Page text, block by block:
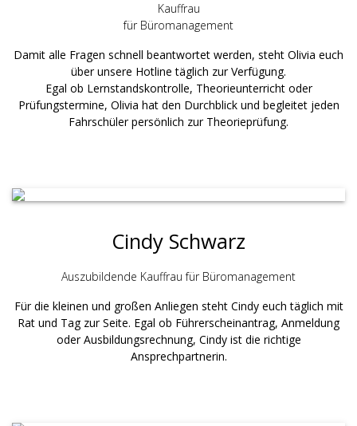
Kauffrau
für Büromanagement
Damit alle Fragen schnell beantwortet werden, steht Olivia euch
über unsere Hotline täglich zur Verfügung.
Egal ob Lernstandskontrolle, Theorieunterricht oder
Prüfungstermine, Olivia hat den Durchblick und begleitet jeden
Fahrschüler persönlich zur Theorieprüfung.
Cindy Schwarz
Auszubildende Kauffrau für Büromanagement
Für die kleinen und großen Anliegen steht Cindy euch täglich mit
Rat und Tag zur Seite. Egal ob Führerscheinantrag, Anmeldung
oder Ausbildungsrechnung, Cindy ist die richtige
Ansprechpartnerin.